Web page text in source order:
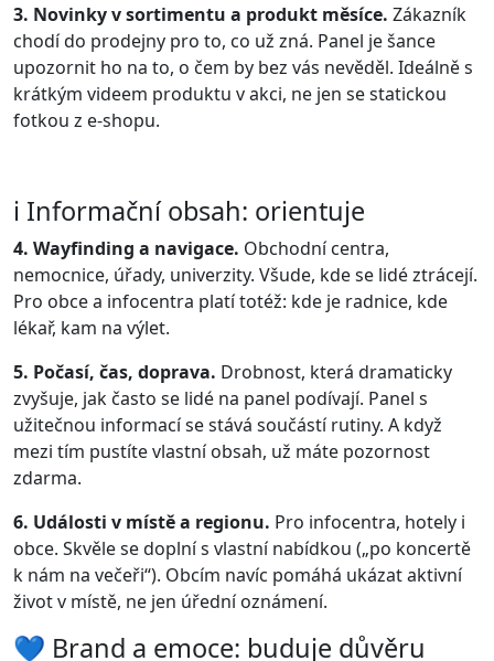
3. Novinky v sortimentu a produkt měsíce. Zákazník
chodí do prodejny pro to, co už zná. Panel je šance
upozornit ho na to, o čem by bez vás nevěděl. Ideálně s
krátkým videem produktu v akci, ne jen se statickou
fotkou z e-shopu.
ℹ️ Informační obsah: orientuje
4. Wayfinding a navigace. Obchodní centra,
nemocnice, úřady, univerzity. Všude, kde se lidé ztrácejí.
Pro obce a infocentra platí totéž: kde je radnice, kde
lékař, kam na výlet.
5. Počasí, čas, doprava. Drobnost, která dramaticky
zvyšuje, jak často se lidé na panel podívají. Panel s
užitečnou informací se stává součástí rutiny. A když
mezi tím pustíte vlastní obsah, už máte pozornost
zdarma.
6. Události v místě a regionu. Pro infocentra, hotely i
obce. Skvěle se doplní s vlastní nabídkou („po koncertě
k nám na večeři“). Obcím navíc pomáhá ukázat aktivní
život v místě, ne jen úřední oznámení.
💙 Brand a emoce: buduje důvěru